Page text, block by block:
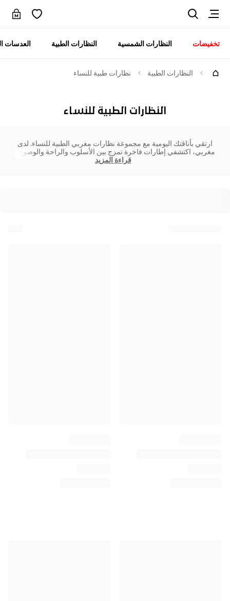
تخفيضات النظارات الشمسية النظارات الطبية العدسات
النظارات الطبية نظارات طبية للنساء
النظارات الطبية للنساء
ارتقي بأناقتك اليومية مع مجموعة نظارات مغربي الطبية للنساء. لدى
مغربي، اكتشفي إطارات فاخرة تمزج بين الأسلوب والراحة والوضوح ا
قراءة المزيد